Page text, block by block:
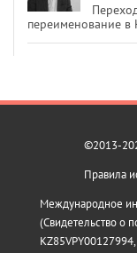
переименование в
©2013-
Правила
Международное
(Свидетельство о